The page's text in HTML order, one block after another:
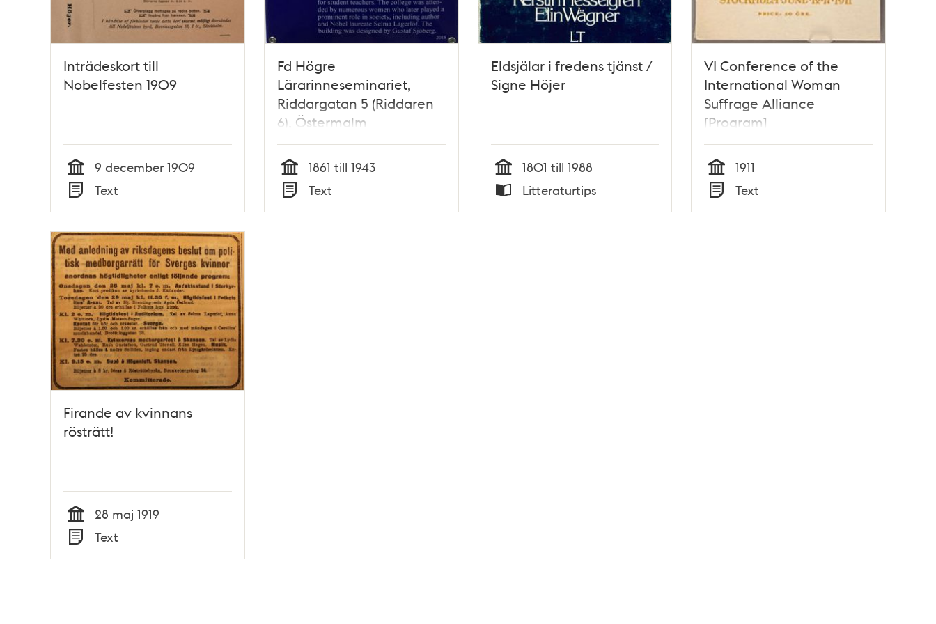
Inträdeskort till
Nobelfesten 1909
Tid
9 december 1909
Typ
Text
Fd Högre
Lärarinneseminariet,
Riddargatan 5 (Riddaren
6), Östermalm
Tid
1861 till 1943
Typ
Text
Eldsjälar i fredens tjänst /
Signe Höjer
Tid
1801 till 1988
Typ
Litteraturtips
VI Conference of the
International Woman
Suffrage Alliance
[Program]
Tid
1911
Typ
Text
Firande av kvinnans
rösträtt!
Tid
28 maj 1919
Text